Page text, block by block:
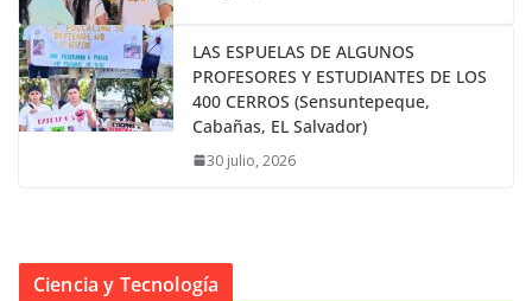
LAS ESPUELAS DE ALGUNOS
PROFESORES Y ESTUDIANTES DE LOS
400 CERROS (Sensuntepeque,
Cabañas, EL Salvador)
30 julio, 2026
Ciencia y Tecnología